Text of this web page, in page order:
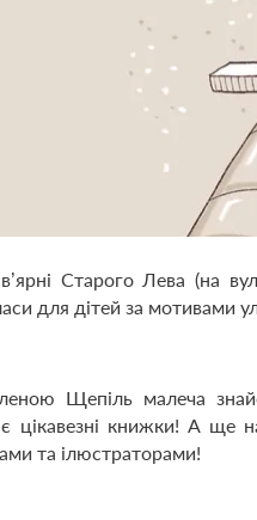
Старого Лева
для дітей за мотивами
Щепіль малеча
цікавезні книжки! А ще
та ілюстраторами!